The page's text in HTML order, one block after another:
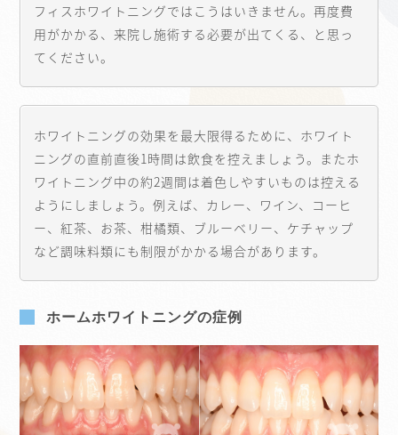
フィスホワイトニングではこうはいきません。再度費
用がかかる、来院し施術する必要が出てくる、と思っ
てください。
ホワイトニングの効果を最大限得るために、ホワイト
ニングの直前直後1時間は飲食を控えましょう。またホ
ワイトニング中の約2週間は着色しやすいものは控える
ようにしましょう。例えば、カレー、ワイン、コーヒ
ー、紅茶、お茶、柑橘類、ブルーベリー、ケチャップ
など調味料類にも制限がかかる場合があります。
ホームホワイトニングの症例